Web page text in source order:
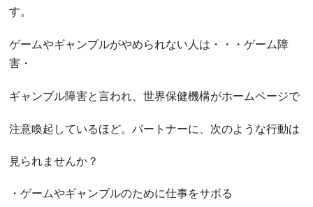
す。
ゲームやギャンブルがやめられない人は・・・ゲーム障
害・
ギャンブル障害と言われ、世界保健機構がホームページで
注意喚起しているほど。パートナーに、次のような行動は
見られませんか？
・ゲームやギャンブルのために仕事をサボる